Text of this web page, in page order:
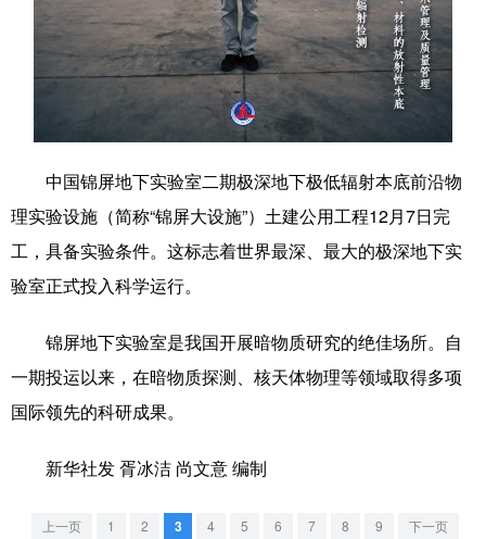
北京 天津 河北 山西
辽宁 吉林 上海 江苏
山东 河南 湖北 湖南
广东 广西 海南 重庆
四川 贵州 云南 西藏
新疆 内蒙古 黑龙江
Русский язык 日本語 한국어
中国锦屏地下实验室二期极深地下极低辐射本底前沿物
理实验设施（简称“锦屏大设施”）土建公用工程12月7日完
工，具备实验条件。这标志着世界最深、最大的极深地下实
验室正式投入科学运行。
锦屏地下实验室是我国开展暗物质研究的绝佳场所。自
一期投运以来，在暗物质探测、核天体物理等领域取得多项
国际领先的科研成果。
新华社发 胥冰洁 尚文意 编制
上一页 1 2 3 4 5 6 7 8 9 下一页